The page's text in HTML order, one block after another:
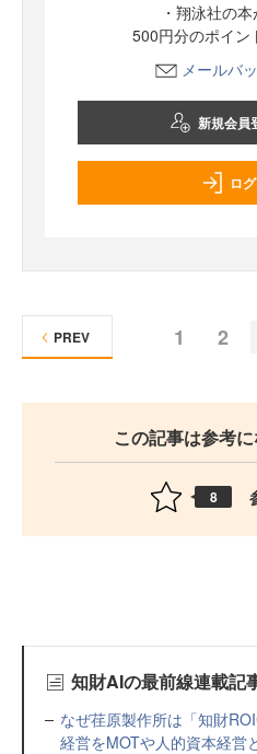
・翔泳社の
500円分のポイン
メールバ
新規会員
ロ
1 2
PREV
この記事は参考
8
知財AIの最前線連載記
なぜ荏原製作所は「知財
経営をMOTや人的資本経営